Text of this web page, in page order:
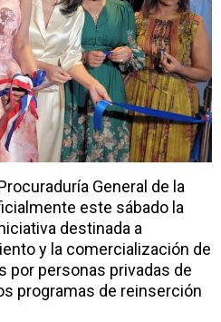
General de la
este sábado la
destinada a
y la comercialización de
por personas privadas de
programas de reinserción